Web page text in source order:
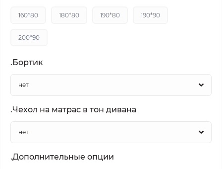
160*80 180*80 190*80 190*90
200*90
.Бортик
.Чехол на матрас в тон дивана
.Дополнительные опции